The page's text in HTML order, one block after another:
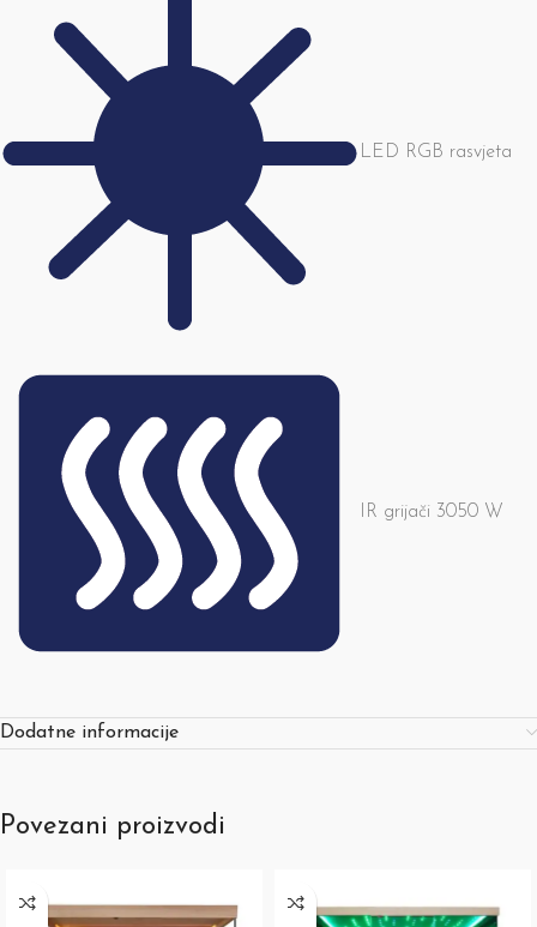
LED RGB rasvjeta
IR grijači 3050 W
Dodatne informacije
Povezani proizvodi